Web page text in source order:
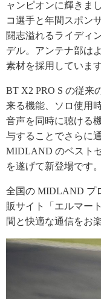
ャンピオンに輝きま
コ選手と年間スポン
闘志溢れるライディ
デル。アンテナ部は
素材を採用しています
BT X2 PRO S の従来
来る機能、ソロ使用
音声を同時に聴ける
与することでさらに
MIDLAND のベスト
を遂げて新登場です。
全国の MIDLAND プ
販サイト「エルマー
間と快適な通信をお